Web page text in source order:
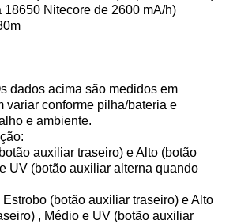
18650 Nitecore de 2600 mA/h)
dados acima são medidos em
variar conforme pilha/bateria e
e ambiente.
auxiliar traseiro) e Alto (botão
UV (botão auxiliar alterna quando
Estrobo (botão auxiliar traseiro) e Alto
, Médio e UV (botão auxiliar